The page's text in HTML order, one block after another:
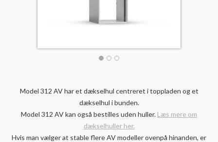
Model 312 AV har et dækselhul centreret i toppladen og et
dækselhul i bunden.
Model 312 AV kan også bestilles uden huller. Læs mere om
dækselhuller her.
Hvis man vælger at stable flere AV modeller ovenpå hinanden, er